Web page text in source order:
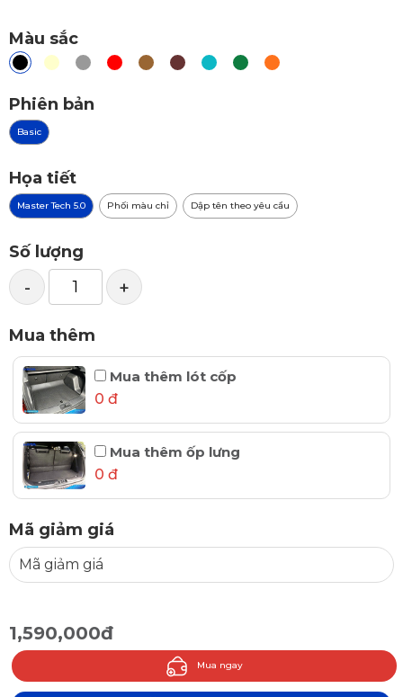
Màu sắc
Phiên bản
Basic
Họa tiết
Master Tech 5.0 Phối màu chỉ Dập tên theo yêu cầu
Số lượng
- +
Mua thêm
Mua thêm lót cốp
0 đ
Mua thêm ốp lưng
0 đ
Mã giảm giá
1,590,000đ
Mua ngay